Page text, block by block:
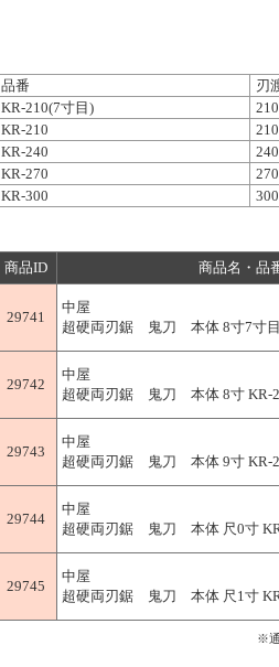
品番
刃
KR-210(7寸目)
KR-210
KR-240
KR-270
KR-300
商品ID 商品名・品
29741
中屋
超硬両刃鋸 鬼刀 本体 8寸7寸目
29742
中屋
超硬両刃鋸 鬼刀 本体 8寸 KR-
29743
中屋
超硬両刃鋸 鬼刀 本体 9寸 KR-
29744
中屋
超硬両刃鋸 鬼刀 本体 尺0寸
29745
中屋
超硬両刃鋸 鬼刀 本体 尺1寸
※